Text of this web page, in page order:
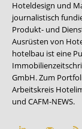
Hoteldesign und
journalistisch
Produkt- und
Ausrüsten von
hotelbau ist eine
GmbH. Zum
Arbeitskreis
und CAFM-NEWS.